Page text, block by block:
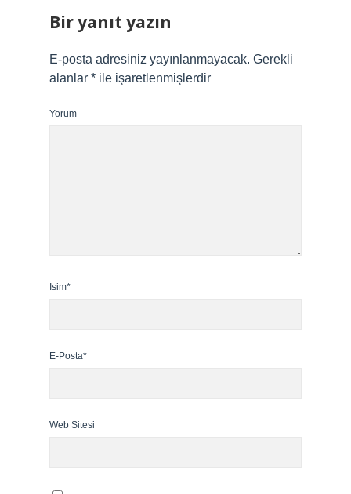
Bir yanıt yazın
E-posta adresiniz yayınlanmayacak. Gerekli
alanlar * ile işaretlenmişlerdir
Yorum
İsim*
E-Posta*
Web Sitesi